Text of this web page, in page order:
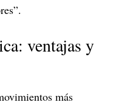
ventajas y
más